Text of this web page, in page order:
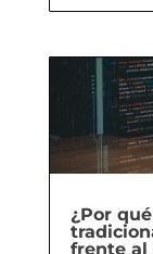
¿Por
frente al